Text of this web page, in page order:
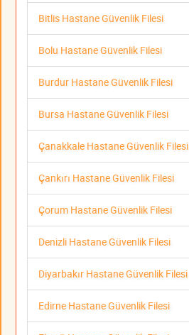
Bitlis Hastane Güvenlik Filesi
Bolu Hastane Güvenlik Filesi
Burdur Hastane Güvenlik Filesi
Bursa Hastane Güvenlik Filesi
Çanakkale Hastane Güvenlik Filesi
Çankırı Hastane Güvenlik Filesi
Çorum Hastane Güvenlik Filesi
Denizli Hastane Güvenlik Filesi
Diyarbakır Hastane Güvenlik Filesi
Edirne Hastane Güvenlik Filesi